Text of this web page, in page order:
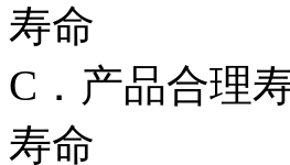
寿命
C．产
寿命